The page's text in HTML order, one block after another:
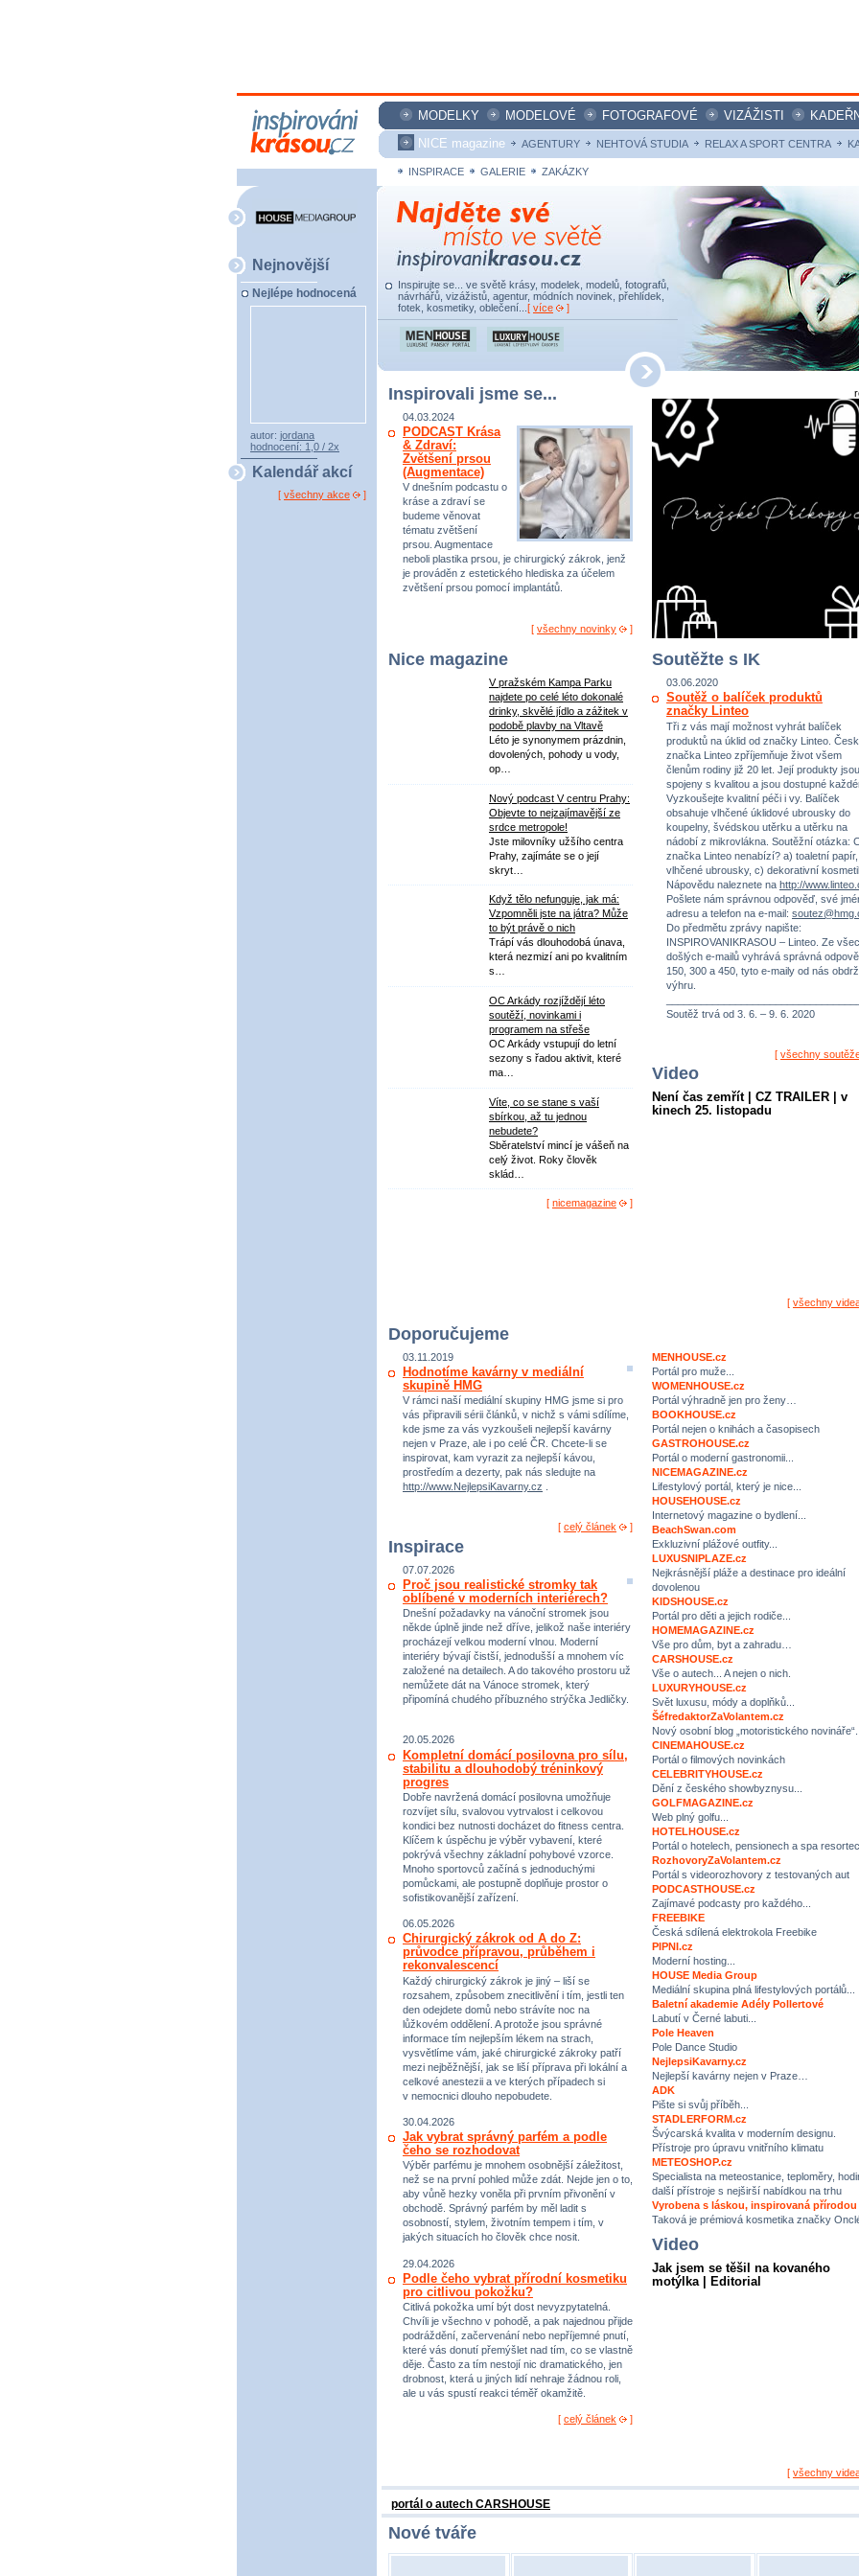
MODELKY MODELOVÉ FOTOGRAFOVÉ VIZÁŽISTI
NICE magazine
AGENTURY NEHTOVÁ STUDIA RELAX A SPORT CENTRA
INSPIRACE GALERIE ZAKÁZKY
Nejnovější
Nejlépe hodnocená
autor: jordana
hodnocení: 1,0 / 2x
Kalendář akcí
[ všechny akce ]
Inspirujte se... ve světě krásy, modelek, modelů, fotografů,
návrhářů, vizážistů, agentur, módních novinek, přehlídek,
fotek, kosmetiky, oblečení... [ více ]
Inspirovali jsme se...
04.03.2024
PODCAST Krása
& Zdraví:
Zvětšení prsou
(Augmentace)
V dnešním podcastu o
kráse a zdraví se
budeme věnovat
tématu zvětšení
prsou. Augmentace
neboli plastika prsou, je chirurgický zákrok, jenž
je prováděn z estetického hlediska za účelem
zvětšení prsou pomocí implantátů.
[ všechny novinky ]
Nice magazine
V pražském Kampa Parku
najdete po celé léto dokonalé
drinky, skvělé jídlo a zážitek v
podobě plavby na Vltavě
Léto je synonymem prázdnin,
dovolených, pohody u vody,
op…
Nový podcast V centru Prahy:
Objevte to nejzajímavější ze
srdce metropole!
Jste milovníky užšího centra
Prahy, zajímáte se o její
skryt…
Když tělo nefunguje, jak má:
Vzpomněli jste na játra? Může
to být právě o nich
Trápí vás dlouhodobá únava,
která nezmizí ani po kvalitním
s…
OC Arkády rozjíždějí léto
soutěží, novinkami i
programem na střeše
OC Arkády vstupují do letní
sezony s řadou aktivit, které
ma…
Víte, co se stane s vaší
sbírkou, až tu jednou
nebudete?
Sběratelství mincí je vášeň na
celý život. Roky člověk
sklád…
[ nicemagazine ]
Soutěžte s IK
03.06.2020
Soutěž o balíček produktů
značky Linteo
Tři z vás mají možnost vyhrát balíček
produktů na úklid od značky Linteo.
značka Linteo zpříjemňuje život všem
členům rodiny již 20 let. Její produkty jsou
spojeny s kvalitou a jsou dostupné
Vyzkoušejte kvalitní péči i vy. Balíček
obsahuje vlhčené úklidové ubrousky do
koupelny, švédskou utěrku a utěrku na
nádobí z mikrovlákna. Soutěžní otázka:
značka Linteo nenabízí? a) toaletní
vlhčené ubrousky, c) dekorativní
Nápovědu naleznete na http://
Pošlete nám správnou odpověď, své
adresu a telefon na e-mail:
Do předmětu zprávy napište:
INSPIROVANIKRASOU – Linteo. Ze
došlých e-mailů vyhrává správná
150, 300 a 450, tyto e-maily od nás
výhru.
Soutěž trvá od 3. 6. – 9. 6. 2020
[ všechny
Video
Není čas zemřít | CZ TRAILER | v
kinech 25. listopadu
[ všechny
Doporučujeme
03.11.2019
Hodnotíme kavárny v mediální
skupině HMG
V rámci naší mediální skupiny HMG jsme si pro
vás připravili sérii článků, v nichž s vámi sdílíme,
kde jsme za vás vyzkoušeli nejlepší kavárny
nejen v Praze, ale i po celé ČR. Chcete-li se
inspirovat, kam vyrazit za nejlepší kávou,
prostředím a dezerty, pak nás sledujte na
http://www.NejlepsiKavarny.cz
[ celý článek ]
Inspirace
07.07.2026
Proč jsou realistické stromky tak
oblíbené v moderních interiérech?
Dnešní požadavky na vánoční stromek jsou
někde úplně jinde než dříve, jelikož naše interiéry
procházejí velkou moderní vlnou. Moderní
interiéry bývají čistší, jednodušší a mnohem víc
založené na detailech. A do takového prostoru už
nemůžete dát na Vánoce stromek, který
připomíná chudého příbuzného strýčka Jedličky.
20.05.2026
Kompletní domácí posilovna pro sílu,
stabilitu a dlouhodobý tréninkový
progres
Dobře navržená domácí posilovna umožňuje
rozvíjet sílu, svalovou vytrvalost i celkovou
kondici bez nutnosti docházet do fitness centra.
Klíčem k úspěchu je výběr vybavení, které
pokrývá všechny základní pohybové vzorce.
Mnoho sportovců začíná s jednoduchými
pomůckami, ale postupně doplňuje prostor o
sofistikovanější zařízení.
06.05.2026
Chirurgický zákrok od A do Z:
průvodce přípravou, průběhem i
rekonvalescencí
Každý chirurgický zákrok je jiný – liší se
rozsahem, způsobem znecitlivění i tím, jestli ten
den odejdete domů nebo strávíte noc na
lůžkovém oddělení. A protože jsou správné
informace tím nejlepším lékem na strach,
vysvětlíme vám, jaké chirurgické zákroky patří
mezi nejběžnější, jak se liší příprava při lokální a
celkové anestezii a ve kterých případech si
v nemocnici dlouho nepobudete.
30.04.2026
Jak vybrat správný parfém a podle
čeho se rozhodovat
Výběr parfému je mnohem osobnější záležitost,
než se na první pohled může zdát. Nejde jen o to,
aby vůně hezky voněla při prvním přivonění v
obchodě. Správný parfém by měl ladit s
osobností, stylem, životním tempem i tím, v
jakých situacích ho člověk chce nosit.
29.04.2026
Podle čeho vybrat přírodní kosmetiku
pro citlivou pokožku?
Citlivá pokožka umí být dost nevyzpytatelná.
Chvíli je všechno v pohodě, a pak najednou přijde
podráždění, začervenání nebo nepříjemné pnutí,
které vás donutí přemýšlet nad tím, co se vlastně
děje. Často za tím nestojí nic dramatického, jen
drobnost, která u jiných lidí nehraje žádnou roli,
ale u vás spustí reakci téměř okamžitě.
[ celý článek ]
MENHOUSE.cz
Portál pro muže...
WOMENHOUSE.cz
Portál výhradně jen pro ženy…
BOOKHOUSE.cz
Portál nejen o knihách a časopisech
GASTROHOUSE.cz
Portál o moderní gastronomii...
NICEMAGAZINE.cz
Lifestylový portál, který je nice...
HOUSEHOUSE.cz
Internetový magazine o bydlení...
BeachSwan.com
Exkluzivní plážové outfity...
LUXUSNIPLAZE.cz
Nejkrásnější pláže a destinace pro ideální
dovolenou
KIDSHOUSE.cz
Portál pro děti a jejich rodiče...
HOMEMAGAZINE.cz
Vše pro dům, byt a zahradu…
CARSHOUSE.cz
Vše o autech... A nejen o nich.
LUXURYHOUSE.cz
Svět luxusu, módy a doplňků...
ŠéfredaktorZaVolantem.cz
Nový osobní blog „motoristického novináře“.
CINEMAHOUSE.cz
Portál o filmových novinkách
CELEBRITYHOUSE.cz
Dění z českého showbyznysu...
GOLFMAGAZINE.cz
Web plný golfu...
HOTELHOUSE.cz
Portál o hotelech, pensionech a spa
RozhovoryZaVolantem.cz
Portál s videorozhovory z testovaných aut
PODCASTHOUSE.cz
Zajímavé podcasty pro každého...
FREEBIKE
Česká sdílená elektrokola Freebike
PIPNI.cz
Moderní hosting...
HOUSE Media Group
Mediální skupina plná lifestylových portálů...
Baletní akademie Adély Pollertové
Labutí v Černé labuti...
Pole Heaven
Pole Dance Studio
NejlepsiKavarny.cz
Nejlepší kavárny nejen v Praze…
ADK
Pište si svůj příběh...
STADLERFORM.cz
Švýcarská kvalita v moderním designu.
Přístroje pro úpravu vnitřního klimatu
METEOSHOP.cz
Specialista na meteostanice, teploměry,
další přístroje s nejširší nabídkou na trhu
Vyrobena s láskou, inspirovaná přírodou
Taková je prémiová kosmetika značky
Video
Jak jsem se těšil na kovaného
motýlka | Editorial
[ všechny
portál o autech CARSHOUSE
Nové tváře